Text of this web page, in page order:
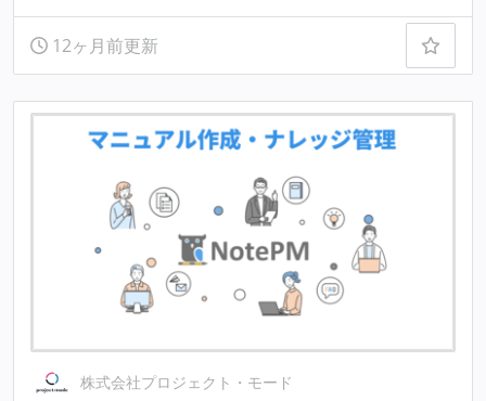
12ヶ月前更新
株式会社プロジェクト・モード